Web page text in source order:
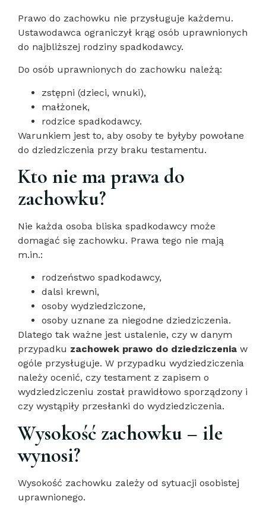
Prawo do zachowku nie przysługuje każdemu.
Ustawodawca ograniczył krąg osób uprawnionych
do najbliższej rodziny spadkodawcy.
Do osób uprawnionych do zachowku należą:
zstępni (dzieci, wnuki),
małżonek,
rodzice spadkodawcy.
Warunkiem jest to, aby osoby te byłyby powołane
do dziedziczenia przy braku testamentu.
Kto nie ma prawa do
zachowku?
Nie każda osoba bliska spadkodawcy może
domagać się zachowku. Prawa tego nie mają
m.in.:
rodzeństwo spadkodawcy,
dalsi krewni,
osoby wydziedziczone,
osoby uznane za niegodne dziedziczenia.
Dlatego tak ważne jest ustalenie, czy w danym
przypadku zachowek prawo do dziedziczenia w
ogóle przysługuje. W przypadku wydziedziczenia
należy ocenić, czy testament z zapisem o
wydziedziczeniu został prawidłowo sporządzony i
czy wystąpiły przesłanki do wydziedziczenia.
Wysokość zachowku – ile
wynosi?
Wysokość zachowku zależy od sytuacji osobistej
uprawnionego.